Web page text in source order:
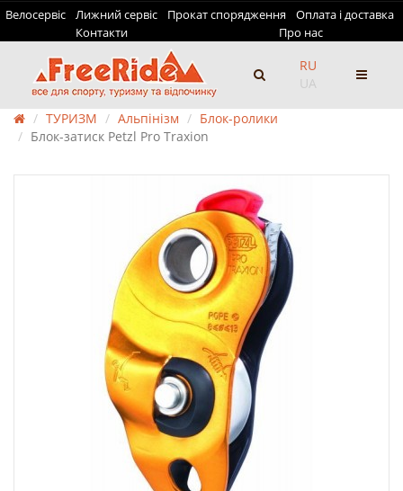
Велосервіс Лижний сервіс Прокат спорядження
Оплата і доставка
Контакти
Про нас
RU
UA
ТУРИЗМ Альпінізм
Блок-ролики
Блок-затиск Petzl Pro Traxion